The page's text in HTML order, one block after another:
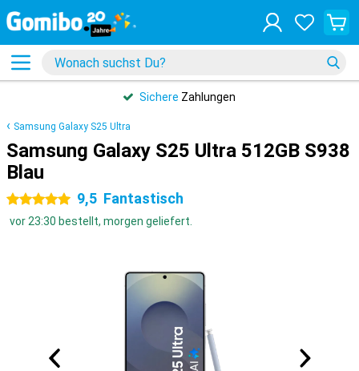
Sichere Zahlungen
Samsung Galaxy S25 Ultra
Samsung Galaxy S25 Ultra 512GB S938
Blau
5 Sterne 9,5 Fantastisch
vor 23:30 bestellt, morgen geliefert.